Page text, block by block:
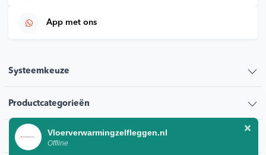
App met ons
Systeemkeuze
Productcategorieën
KlantenserviceVloerverwarmingzelfleggen.nl
Offline